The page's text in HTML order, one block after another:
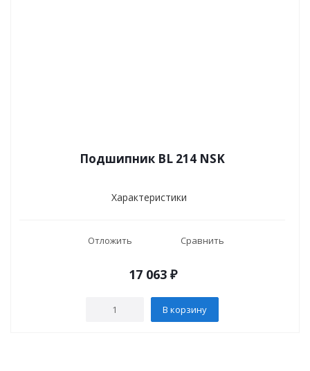
Подшипник BL 214 NSK
Характеристики
Отложить Сравнить
17 063₽
В корзину